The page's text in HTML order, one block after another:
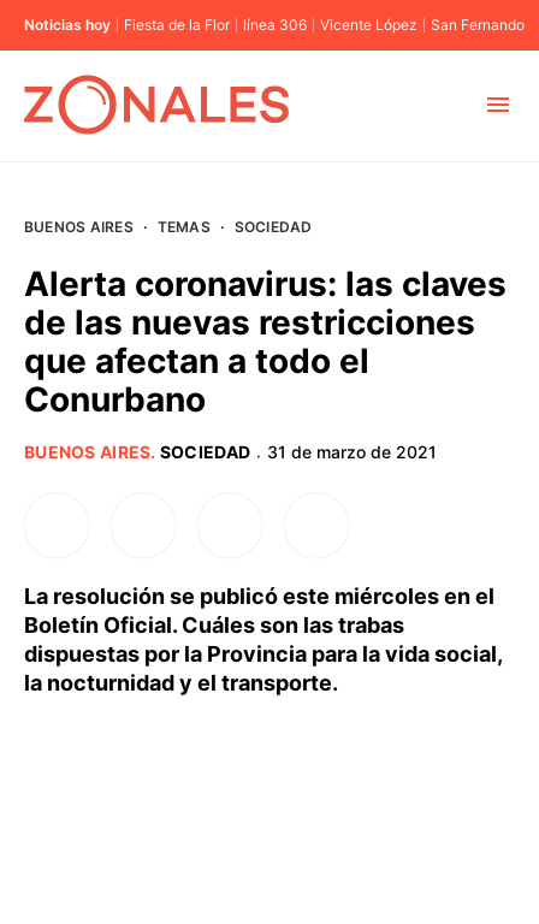
Noticias hoy Fiesta de la Flor línea 306 Vicente López San Fernando
BUENOS AIRES
PROVINCIAS
BUENOS AIRES · TEMAS · SOCIEDAD
Alerta coronavirus: las claves
de las nuevas restricciones
que afectan a todo el
Conurbano
BUENOS AIRES. SOCIEDAD · 31 de marzo de 2021
La resolución se publicó este miércoles en el
Boletín Oficial. Cuáles son las trabas
dispuestas por la Provincia para la vida social,
la nocturnidad y el transporte.